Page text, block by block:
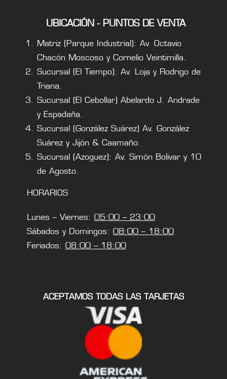
UBICACIÓN - PUNTOS DE VENTA
Matriz (Parque Industrial): Av. Octavio
Chacón Moscoso y Cornelio Veintimilla.
Sucursal (El Tiempo): Av. Loja y Rodrigo de
Triana.
Sucursal (El Cebollar) Abelardo J. Andrade
y Espadaña.
Sucursal (González Suárez) Av. González
Suárez y Jijón & Caamaño.
Sucursal (Azoguez): Av. Simón Bolivar y 10
de Agosto.
HORARIOS
Lunes – Viernes: 05:00 – 23:00
Sábados y Domingos: 08:00 – 18:00
Feriados: 08:00 – 18:00
ACEPTAMOS TODAS LAS TARJETAS